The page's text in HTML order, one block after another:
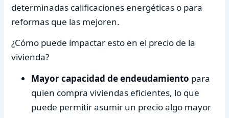
determinadas calificaciones energéticas o para
reformas que las mejoren.
¿Cómo puede impactar esto en el precio de la
vivienda?
Mayor capacidad de endeudamiento para
quien compra viviendas eficientes, lo que
puede permitir asumir un precio algo mayor